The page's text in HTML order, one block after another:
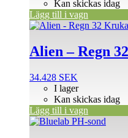
Kan skickas idag
Lägg till i vagn
Alien – Regn
34.428 SEK
I lager
Kan skickas idag
Lägg till i vagn